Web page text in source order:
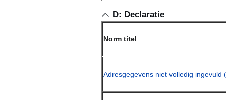
D: Declaratie
Norm titel
Adresgegevens niet volledig ingevuld